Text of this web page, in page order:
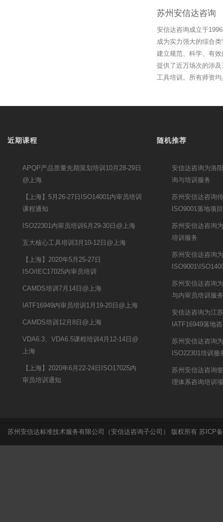
苏州安信达咨询
安信达咨询成立于
成为实力强大的综合
建立规范、科学、有
提供了近万场次的涉
工具培训。所有师资
近期课程
APQP产品质量先期策划培训10月28-29日
@上海
【上海】5月26-27日ISO14001内审员培训
课程通知
ISO22301内审员培训6月29-30日@上海
五大核心工具培训3月10-12日@上海
【上海】2020年5月25-27日
ISO/IEC17025内审员培训
CAMDS培训7月14日@上海
IATF16949内审员培训1月19-20日@上海
CAMDS培训12月8日@上海
VDA6.3、VDA6.5课程培训4月12-14日@
上海
【上海】2020年6月22-24日ISO17025内
审员培训通知
随机推荐
安信达咨询为洛
询与培训服务
苏州安信达咨询
ISO9001落地项
苏州安信达咨询
培训服务
苏州安信达咨询
苏州安信达咨询
与内审员培训服务
安信达咨询为江
IATF16949落地
苏州安信达咨询
ISO22301培训服
苏州安信达咨询
理体系咨询培训
苏州安信达标准技术服务有限公司（安信达咨询子公司） 版权所有 苏ICP